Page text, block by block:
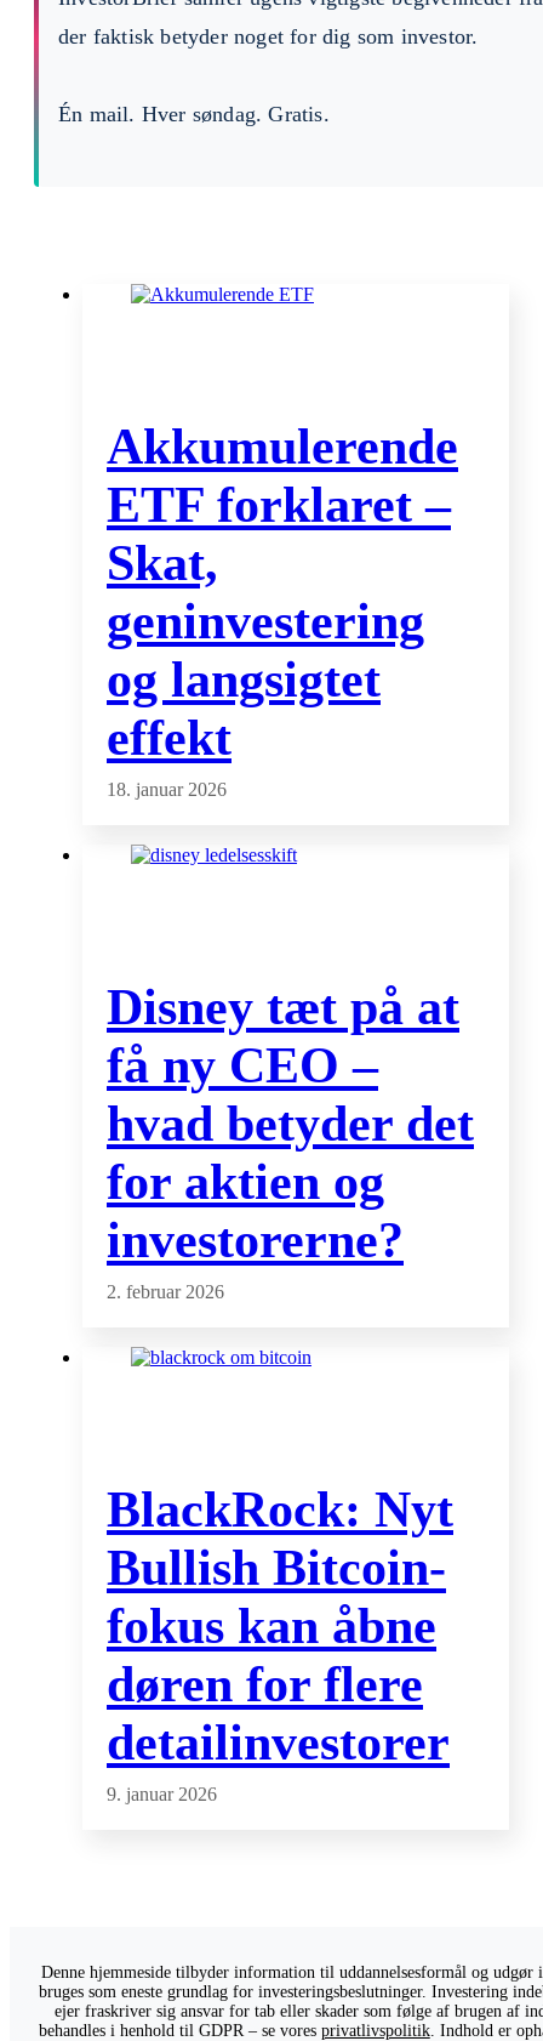
der faktisk betyder noget for dig som investor.
Én mail. Hver søndag. Gratis.
Akkumulerende
ETF forklaret –
Skat,
geninvestering
og langsigtet
effekt
18. januar 2026
Disney tæt på at
få ny CEO –
hvad betyder det
for aktien og
investorerne?
2. februar 2026
BlackRock: Nyt
Bullish Bitcoin-
fokus kan åbne
døren for flere
detailinvestorer
9. januar 2026
Denne hjemmeside tilbyder information til uddannelsesformål og
bruges som eneste grundlag for investeringsbeslutninger. Investering
ejer fraskriver sig ansvar for tab eller skader som følge af brugen af
behandles i henhold til GDPR – se vores privatlivspolitik. Indhold er